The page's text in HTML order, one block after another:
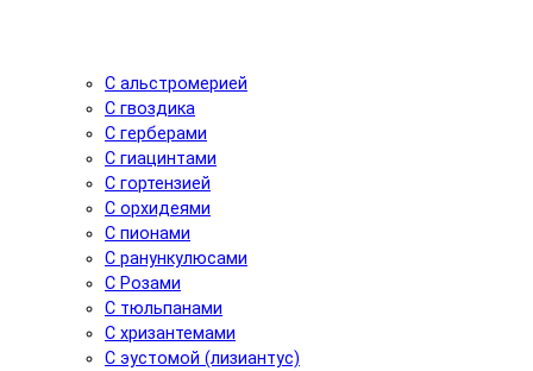
С альстромерией
С гвоздика
С герберами
С гиацинтами
С гортензией
С орхидеями
С пионами
С ранункулюсами
С Розами
С тюльпанами
С хризантемами
С эустомой (лизиантус)